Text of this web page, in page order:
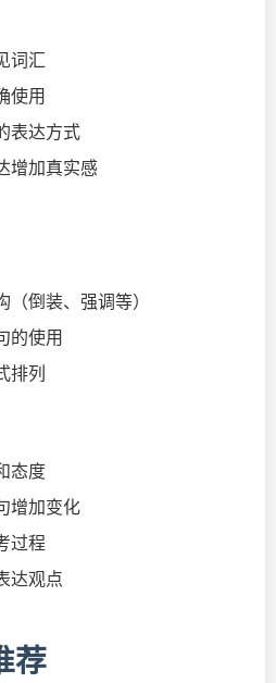
词汇
使用
表达方式
增加真实感
倒装、强调等）
的使用
排列
态度
增加变化
过程
达观点
荐